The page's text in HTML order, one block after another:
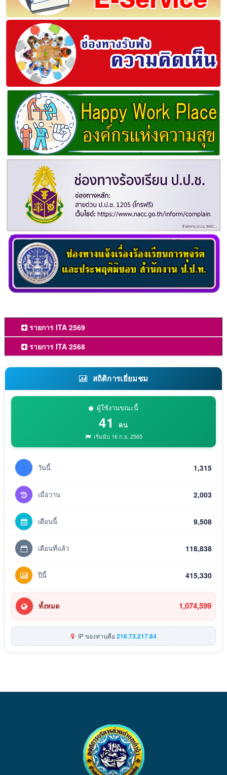
รายการ ITA 2569
รายการ ITA 2568
สถิติการเยี่ยมชม
ผู้ใช้งานขณะนี้
41 คน
เริ่มนับ 16 ก.ย. 2565
วันนี้ 1,315
เมื่อวาน 2,003
เดือนนี้ 9,508
เดือนที่แล้ว 118,838
ปีนี้ 415,330
ทั้งหมด 1,074,599
IP ของท่านคือ216.73.217.84